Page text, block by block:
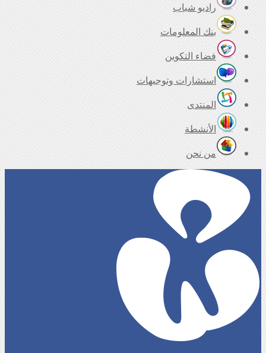
راديو شباب
بنك المعلومات
فضاء التكوين
استشارات وتوجيهات
المنتدى
الأنشطة
من نحن